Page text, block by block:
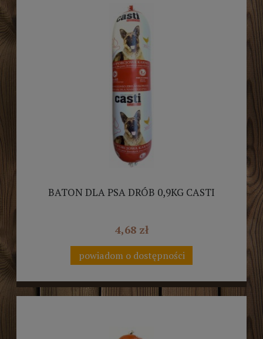
BATON DLA PSA DRÓB 0,9KG CASTI
4,68 zł
powiadom o dostępności